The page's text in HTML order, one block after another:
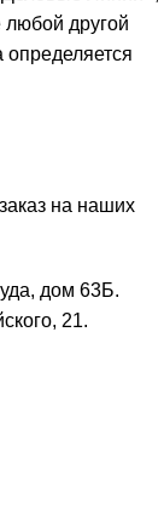
любой другой
определяется
на наших
дом 63Б.
21.